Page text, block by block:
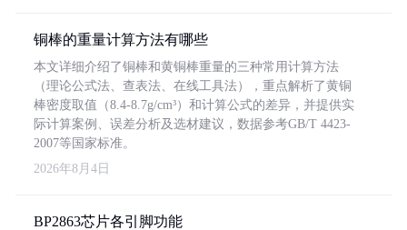
铜棒的重量计算方法有哪些
本文详细介绍了铜棒和黄铜棒重量的三种常用计算方法
（理论公式法、查表法、在线工具法），重点解析了黄铜
棒密度取值（8.4-8.7g/cm³）和计算公式的差异，并提供实
际计算案例、误差分析及选材建议，数据参考GB/T 4423-
2007等国家标准。
2026年8月4日
BP2863芯片各引脚功能